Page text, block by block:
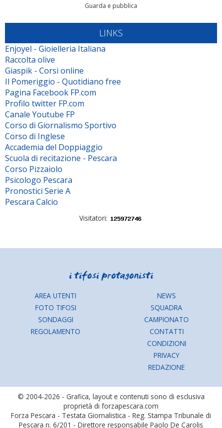
Guarda e pubblica
LINKS
Enjoyel - Gioielleria Italiana
Raccolta olive
Giaspik - Corsi online
Il Pomeriggio - Quotidiano free
Pagina Facebook FP.com
Profilo twitter FP.com
Canale Youtube FP
Corso di Giornalismo Sportivo
Corso di Inglese
Accademia del Doppiaggio
Scuola di recitazione - Pescara
Corso Pizzaiolo
Psicologo Pescara
Pronostici Serie A
Pescara Calcio
Visitatori:
AREA UTENTI
FOTO TIFOSI
SONDAGGI
REGOLAMENTO
NEWS
SQUADRA
CAMPIONATO
CONTATTI
CONDIZIONI
PRIVACY
REDAZIONE
© 2004-2026 - Grafica, layout e contenuti sono di esclusiva
proprietà di forzapescara.com
Forza Pescara - Testata Giornalistica - Reg. Stampa Tribunale di
Pescara n. 6/201 - Direttore responsabile Paolo De Carolis